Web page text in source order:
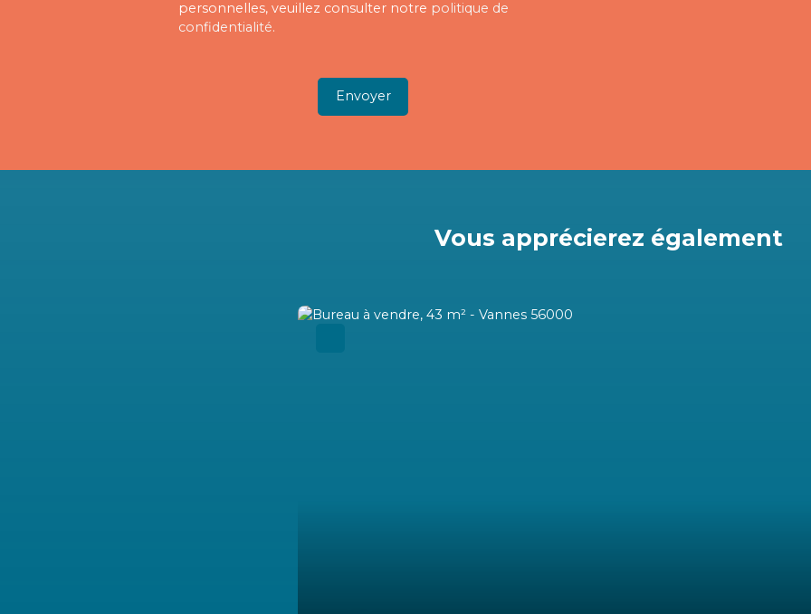
personnelles, veuillez consulter notre politique de
confidentialité.
Envoyer
Vous apprécierez également